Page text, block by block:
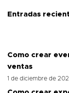
Entradas
Como crear
ventas
1 de diciembre de